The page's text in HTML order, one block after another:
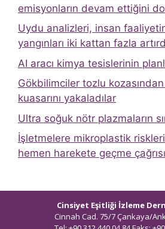
emisyonların devam ettiğini
Uydu analizleri, insan
yangınları iki kattan fazla
AI aracı kimya tesislerinin
Gökbilimciler tozlu kozasından
kuasarını yakaladılar
Ultra soğuk nötr plazmaların
İşletmelere mikroplastik
hemen harekete geçme çağrısı
Cinsiyet Eşitliği İzleme
Cinnah Cad. 75/7 Çankaya/